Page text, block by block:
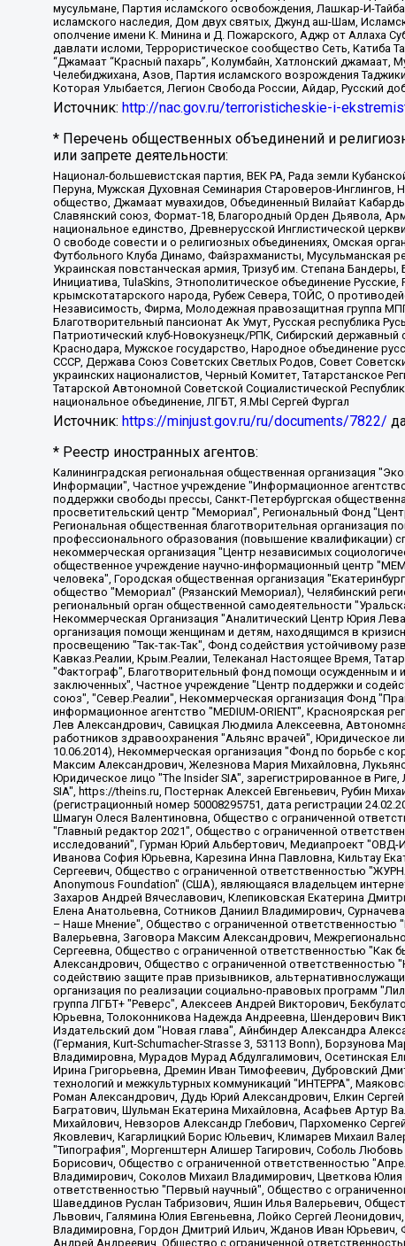
мусульмане, Партия исламского освобождения, Лашкар-И-
исламского наследия, Дом двух святых, Джунд аш-Шам,
ополчение имени К. Минина и Д. Пожарского, Аджр от Аллаха
давлати исломи, Террористическое сообщество Сеть, Катиба
“Джамаат “Красный пахарь”, Колумбайн, Хатлонский джамаат,
Челебиджихана, Азов, Партия исламского возрождения
Которая Улыбается, Легион Свобода России, Айдар, Русский
Источник: http://nac.gov.ru/terroristicheskie-i-
* Перечень общественных объединений и
или запрете деятельности:
Национал-большевистская партия, ВЕК РА, Рада земли
Перуна, Мужская Духовная Семинария Староверов-Инглингов,
общество, Джамаат мувахидов, Объединенный Вилайат
Славянский союз, Формат-18, Благородный Орден Дьявола,
национальное единство, Древнерусской Инглистической
О свободе совести и о религиозных объединениях, Омская
Футбольного Клуба Динамо, Файзрахманисты, Мусульманская
Украинская повстанческая армия, Тризуб им. Степана
Инициатива, TulaSkins, Этнополитическое объединение
крымскотатарского народа, Рубеж Севера, ТОЙС, О
Независимость, Фирма, Молодежная правозащитная группа
Благотворительный пансионат Ак Умут, Русская республика
Патриотический клуб-Новокузнецк/РПК, Сибирский
Краснодара, Мужское государство, Народное объединение
СССР, Держава Союз Советских Светлых Родов, Совет
украинских националистов, Черный Комитет, Татарстанское
Татарской Автономной Советской Социалистической
национальное объединение, ЛГБТ, Я.МЫ Сергей Фургал
Источник: https://minjust.gov.ru/ru/documents/7822/
* Реестр иностранных агентов:
Калининградская региональная общественная организация "Экозащита!-Женсовет", Фонд содействия защите прав и свобод граждан "Общественный вердикт", Фонд "Институт Развития Свободы Информации", Частное учреждение "Информационное агентство МЕМО. РУ", Региональная общественная организация "Общественная комиссия по сохранению наследия академика Сахарова", Фонд поддержки свободы прессы, Санкт-Петербургская общественная правозащитная организация "Гражданский контроль", Межрегиональная общественная организация "Информационно-просветительский центр "Мемориал", Региональный Фонд "Центр Защиты Прав Средств Массовой Информации", с 05.12.2023 Фонд "Центр Защиты Прав Средств массовой информации", Региональная общественная благотворительная организация помощи беженцам и мигрантам "Гражданское содействие", Негосударственное образовательное учреждение дополнительного профессионального образования (повышение квалификации) специалистов "АКАДЕМИЯ ПО ПРАВАМ ЧЕЛОВЕКА", Свердловская региональная общественная организация "Сутяжник", Автономная некоммерческая организация "Центр независимых социологических исследований", Союз общественных объединений "Российский исследовательский центр по правам человека", Региональное общественное учреждение научно-информационный центр "МЕМОРИАЛ", Некоммерческая организация "Фонд защиты гласности", Автономная некоммерческая организация "Институт прав человека", Городская общественная организация "Екатеринбургское общество "МЕМОРИАЛ", Городская общественная организация "Рязанское историко-просветительское и правозащитное общество "Мемориал" (Рязанский Мемориал), Челябинский региональный орган общественной самодеятельности – женское общественное объединение "Женщины Евразии", Челябинский региональный орган общественной самодеятельности "Уральская правозащитная группа", Фонд содействия защите здоровья и социальной справедливости имени Андрея Рылькова, Автономная Некоммерческая Организация "Аналитический Центр Юрия Левады", Автономная некоммерческая организация социальной поддержки населения "Проект Апрель", Региональная общественная организация помощи женщинам и детям, находящимся в кризисной ситуации "Информационно-методический центр "Анна", Фонд содействия развитию массовых коммуникаций и правовому просвещению "Так-так-Так", Фонд содействия устойчивому развитию "Серебряная тайга", Свердловский региональный общественный фонд социальных проектов "Новое время", "Idel.Реалии", Кавказ.Реалии, Крым.Реалии, Телеканал Настоящее Время, Татаро-башкирская служба Радио Свобода (Azatliq Radiosi), Радио Свободная Европа/Радио Свобода (PCE/PC), "Сибирь.Реалии", "Фактограф", Благотворительный фонд помощи осужденным и их семьям, Автономная некоммерческая организация "Институт глобализации и социальных движений", Фонд "В защиту прав заключенных", Частное учреждение "Центр поддержки и содействия развитию средств массовой информации", Пензенский региональный общественный благотворительный фонд "Гражданский союз", "Север.Реалии", Некоммерческая организация Фонд "Правовая инициатива", Общество с ограниченной ответственностью "Радио Свободная Европа/Радио Свобода", Чешское информационное агентство "MEDIUM-ORIENT", Красноярская